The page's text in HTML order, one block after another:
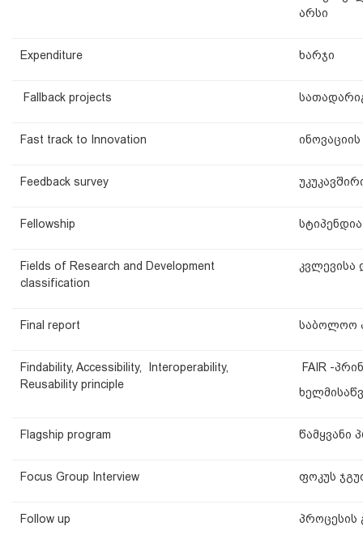
არსი
Expenditure ხარჯი
Fallback projects
Fast track to Innovation
Feedback survey
Fellowship სტიპენდია
Fields of Research and Development
classification
კვლევისა
Final report საბოლოო
Findability, Accessibility, Interoperability,
Reusability principle
FAIR -
Flagship program წამყვანი
Focus Group Interview ფოკუს
Follow up პროცესის